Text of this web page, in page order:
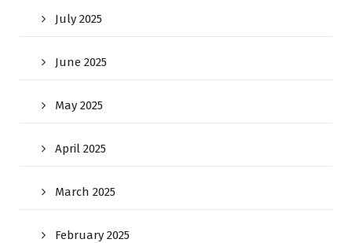
July 2025
June 2025
May 2025
April 2025
March 2025
February 2025